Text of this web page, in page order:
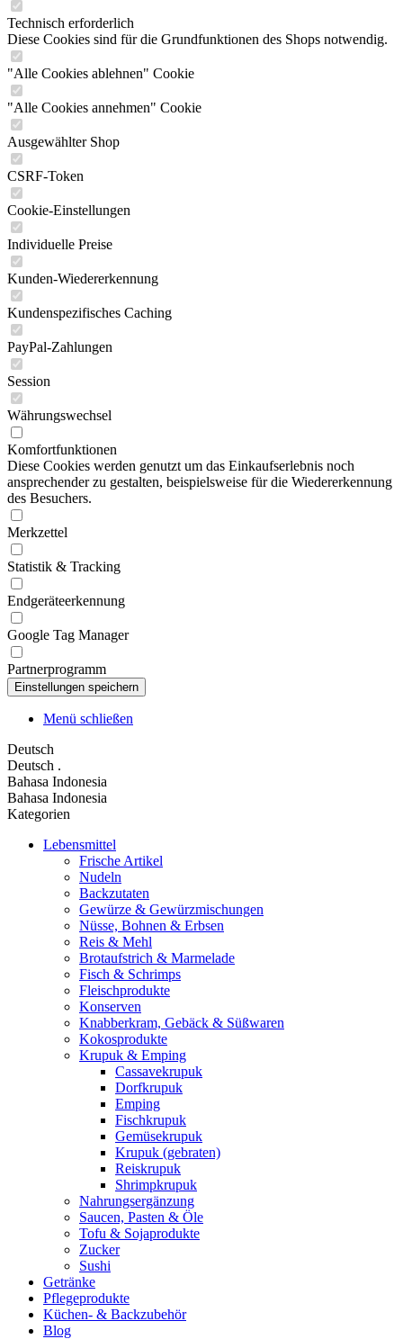
Technisch erforderlich
Diese Cookies sind für die Grundfunktionen des Shops notwendig.
"Alle Cookies ablehnen" Cookie
"Alle Cookies annehmen" Cookie
Ausgewählter Shop
CSRF-Token
Cookie-Einstellungen
Individuelle Preise
Kunden-Wiedererkennung
Kundenspezifisches Caching
PayPal-Zahlungen
Session
Währungswechsel
Komfortfunktionen
Diese Cookies werden genutzt um das Einkaufserlebnis noch
ansprechender zu gestalten, beispielsweise für die Wiedererkennung
des Besuchers.
Merkzettel
Statistik & Tracking
Endgeräteerkennung
Google Tag Manager
Partnerprogramm
Menü schließen
Deutsch
Deutsch .
Bahasa Indonesia
Bahasa Indonesia
Kategorien
Lebensmittel
Frische Artikel
Nudeln
Backzutaten
Gewürze & Gewürzmischungen
Nüsse, Bohnen & Erbsen
Reis & Mehl
Brotaufstrich & Marmelade
Fisch & Schrimps
Fleischprodukte
Konserven
Knabberkram, Gebäck & Süßwaren
Kokosprodukte
Krupuk & Emping
Cassavekrupuk
Dorfkrupuk
Emping
Fischkrupuk
Gemüsekrupuk
Krupuk (gebraten)
Reiskrupuk
Shrimpkrupuk
Nahrungsergänzung
Saucen, Pasten & Öle
Tofu & Sojaprodukte
Zucker
Sushi
Getränke
Pflegeprodukte
Küchen- & Backzubehör
Blog